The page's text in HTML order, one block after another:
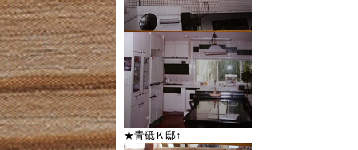
★青砥Ｋ邸↑